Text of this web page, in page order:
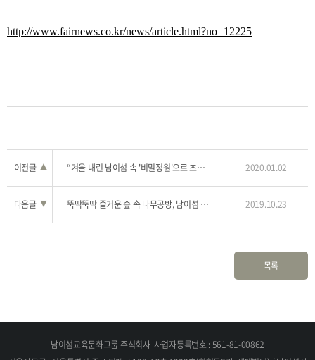
http://www.fairnews.co.kr/news/article.html?no=12225
이전글 ▲ “겨울 내린 남이섬 속 '비밀정원'으로 초대합니다” 평화랑 전시 14일 개막 2020.01.02
다음글 ▼ 뚝딱뚝딱 즐거운 숲 속 나무공방, 남이섬 어린이 목공체험 '뚝딱 우드랜드' 2019.10.23
목록
남이섬교육문화그룹 주식회사 사업자등록번호 : 561-81-00862